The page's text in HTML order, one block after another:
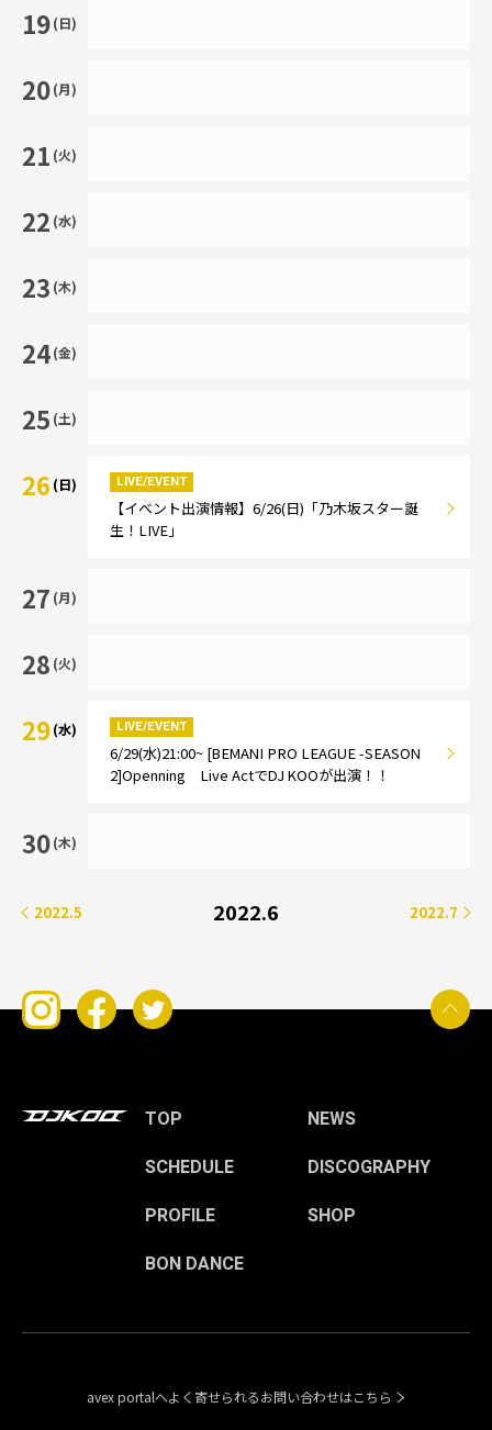
19(日)
20(月)
21 (火)
22 (水)
23 (木)
24(金)
25 (土)
26 (日) LIVE/EVENT
【イベント出演情報】6/26(日)「乃木坂スター誕
生！LIVE」
27 (月)
28 (火)
29(水) LIVE/EVENT
6/29(水)21:00~ [BEMANI PRO LEAGUE -SEASON
2]Openning Live ActでDJ KOOが出演！！
30(木)
2022.5 2022.6 2022.7
TOP
NEWS
SCHEDULE
DISCOGRAPHY
PROFILE
SHOP
BON DANCE
avex portalへよく寄せられるお問い合わせはこちら